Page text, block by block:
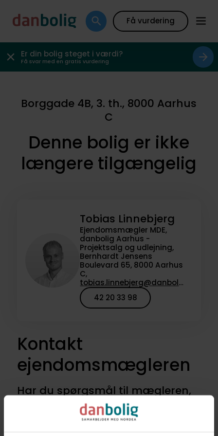
Få vurdering
Er din bolig steget i værdi?
Få svar med en gratis vurdering
Borggade 4B, 3. th., 8000 Aarhus
C
Denne bolig er ikke
længere tilgængelig
Tobias Linnebjerg
Ejendomsmægler MDE,
danbolig Aarhus -
Projektsalg og udlejning,
Bernhardt Jensens
Boulevard 65, 8000 Aarhus
C,
tobias.linnebjerg@danbolig.dk
42 20 33 98
Kontakt
ejendomsmægleren
Har du spørgsmål til mægleren,
der havde denne bolig til salg,
eller vil du høre om lignende